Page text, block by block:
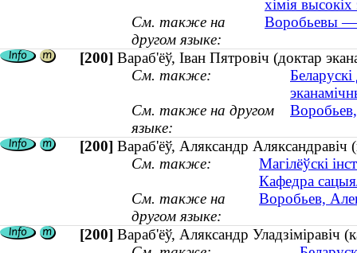
хімія
См. также на
другом языке:
Воробьевы —
[200] Вараб'ёў, Іван Пятровіч (доктар
См. также:
См. также на другом
языке:
[200] Вараб'ёў, Аляксандр
См. также:
Магілёўскі
Кафедра
См. также на
другом языке:
Воробьев,
[200] Вараб'ёў, Аляксандр Уладзiмiравiч